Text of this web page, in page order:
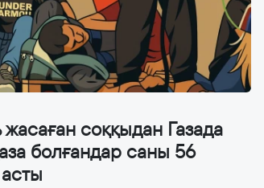
соққыдан Газада
болғандар саны 56